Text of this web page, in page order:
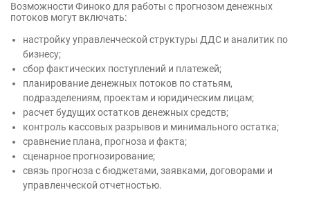
Возможности Финоко для работы с прогнозом денежных
потоков могут включать:
настройку управленческой структуры ДДС и аналитик по
бизнесу;
сбор фактических поступлений и платежей;
планирование денежных потоков по статьям,
подразделениям, проектам и юридическим лицам;
расчет будущих остатков денежных средств;
контроль кассовых разрывов и минимального остатка;
сравнение плана, прогноза и факта;
сценарное прогнозирование;
связь прогноза с бюджетами, заявками, договорами и
управленческой отчетностью.